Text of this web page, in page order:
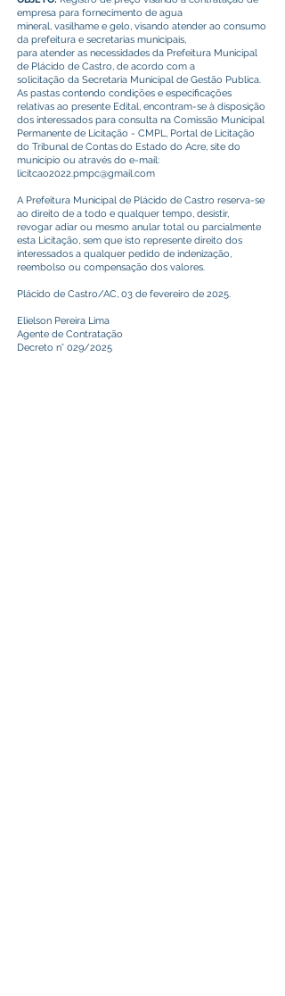
empresa para fornecimento de agua
mineral, vasilhame e gelo, visando atender ao consumo
da prefeitura e secretarias municipais,
para atender as necessidades da Prefeitura Municipal
de Plácido de Castro, de acordo com a
solicitação da Secretaria Municipal de Gestão Publica.
As pastas contendo condições e especificações
relativas ao presente Edital, encontram-se à disposição
dos interessados para consulta na Comissão Municipal
Permanente de Licitação - CMPL, Portal de Licitação
do Tribunal de Contas do Estado do Acre, site do
município ou através do e-mail:
licitcao2022.pmpc@gmail.com
A Prefeitura Municipal de Plácido de Castro reserva-se
ao direito de a todo e qualquer tempo, desistir,
revogar adiar ou mesmo anular total ou parcialmente
esta Licitação, sem que isto represente direito dos
interessados a qualquer pedido de indenização,
reembolso ou compensação dos valores.
Plácido de Castro/AC, 03 de fevereiro de 2025.
Elielson Pereira Lima
Agente de Contratação
Decreto n° 029/2025